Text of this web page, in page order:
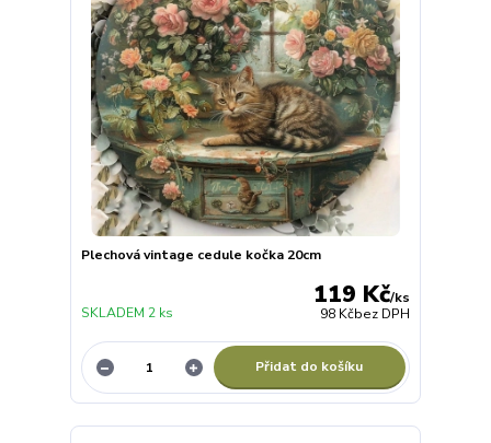
Plechová vintage cedule kočka 20cm
119 Kč/ks
98 Kčbez DPH
SKLADEM 2 ks
Přidat do košíku